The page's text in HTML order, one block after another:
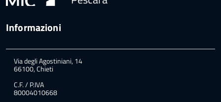
Informazioni
Via degli Agostiniani, 14
66100, Chieti
C.F. / P.IVA
80004010668